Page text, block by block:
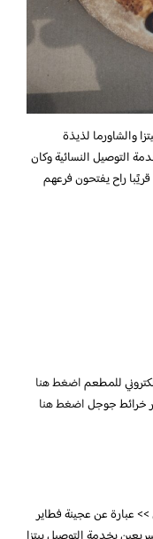
والشاورما لذيذة
النسائية وكان
راح يفتحون فرعهم
للمطعماضغط هنا
خرائط جوجلاضغط هنا
عبارة عن عجينة فطاير